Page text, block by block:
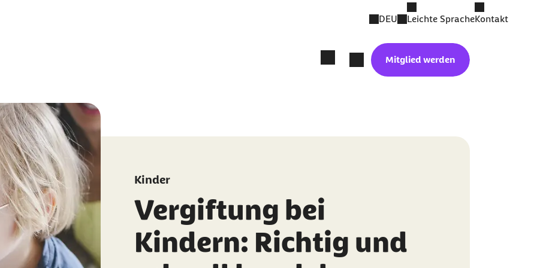
DEU Leichte SpracheKontakt
Mitglied werden
Kinder
Vergiftung bei
Kindern: Richtig und